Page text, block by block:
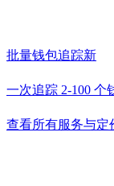
批量钱包追踪新
一次追踪 2-100 个
查看所有服务与定